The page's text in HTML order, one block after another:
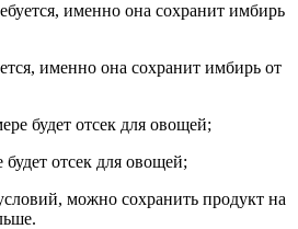
именно она сохранит имбирь
именно она сохранит имбирь от
будет отсек для овощей;
отсек для овощей;
можно сохранить продукт на